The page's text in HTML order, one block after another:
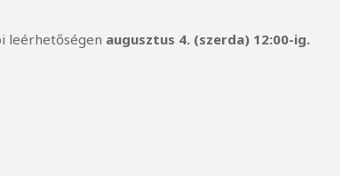
leérhetőségen augusztus 4. (szerda) 12:00-ig.